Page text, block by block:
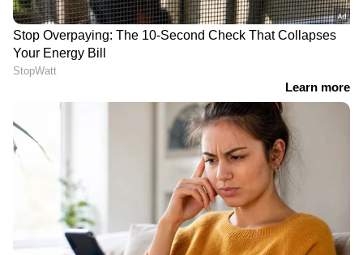
നാരായണ ബാലനെ കുറിച്ച് മുൻപ് പറഞ്ഞത്.